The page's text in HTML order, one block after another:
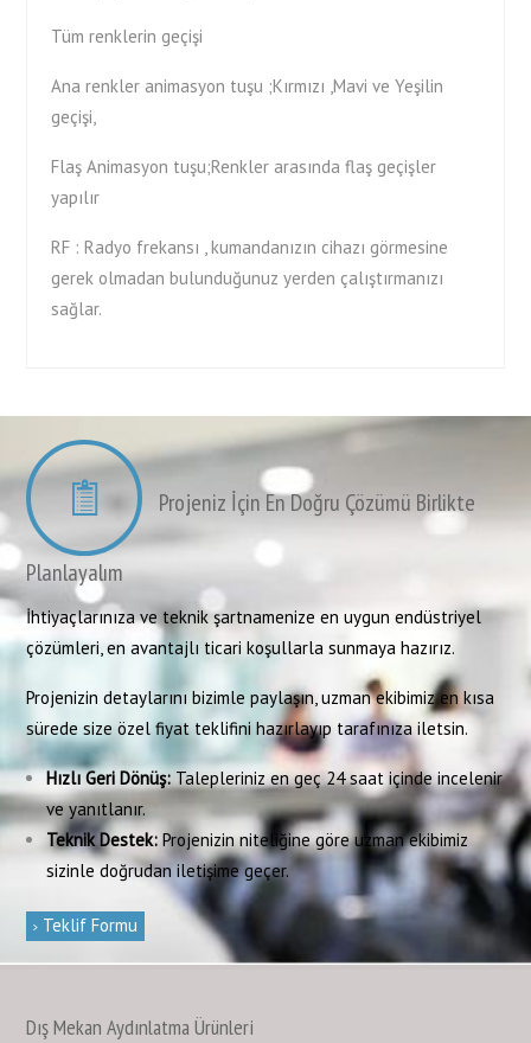
Tüm renklerin geçişi
Ana renkler animasyon tuşu ;Kırmızı ,Mavi ve Yeşilin
geçişi,
Flaş Animasyon tuşu;Renkler arasında flaş geçişler
yapılır
RF : Radyo frekansı , kumandanızın cihazı görmesine
gerek olmadan bulunduğunuz yerden çalıştırmanızı
sağlar.
Projeniz İçin En Doğru Çözümü Birlikte
Planlayalım
İhtiyaçlarınıza ve teknik şartnamenize en uygun endüstriyel
çözümleri, en avantajlı ticari koşullarla sunmaya hazırız.
Projenizin detaylarını bizimle paylaşın, uzman ekibimiz en kısa
sürede size özel fiyat teklifini hazırlayıp tarafınıza iletsin.
Hızlı Geri Dönüş: Talepleriniz en geç 24 saat içinde incelenir
ve yanıtlanır.
Teknik Destek: Projenizin niteliğine göre uzman ekibimiz
sizinle doğrudan iletişime geçer.
Teklif Formu
Dış Mekan Aydınlatma Ürünleri